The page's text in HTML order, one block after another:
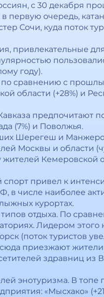
с 30 декабря
в первую очередь,
Сочи, куда поток
привлекательные
году).
по сравнению с
области (+28%) и
предпочитают
(7%) и Поволжья.
Шерегеш и
Москвы и области
Кемеровской
привел к
в числе наиболее
курортах.
типов отдыха. По
Лидером этого
(поток туристов
сюда приезжают
здравниц из
энотуризма. В
«Мысхако»